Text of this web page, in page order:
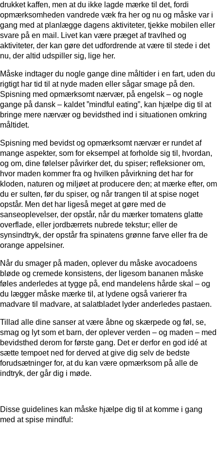
drukket kaffen, men at du ikke lagde mærke til det, fordi
opmærksomheden vandrede væk fra her og nu og måske var i
gang med at planlægge dagens aktiviteter, tjekke mobilen eller
svare på en mail. Livet kan være præget af travlhed og
aktiviteter, der kan gøre det udfordrende at være til stede i det
nu, der altid udspiller sig, lige her.
Måske indtager du nogle gange dine måltider i en fart, uden du
rigtigt har tid til at nyde maden eller sågar smage på den.
Spisning med opmærksomt nærvær, på engelsk – og nogle
gange på dansk – kaldet ”mindful eating”, kan hjælpe dig til at
bringe mere nærvær og bevidsthed ind i situationen omkring
måltidet.
Spisning med bevidst og opmærksomt nærvær er rundet af
mange aspekter, som for eksempel at forholde sig til, hvordan,
og om, dine følelser påvirker det, du spiser; refleksioner om,
hvor maden kommer fra og hvilken påvirkning det har for
kloden, naturen og miljøet at producere den; at mærke efter, om
du er sulten, før du spiser, og når trangen til at spise noget
opstår. Men det har ligeså meget at gøre med de
sanseoplevelser, der opstår, når du mærker tomatens glatte
overflade, eller jordbærrets nubrede tekstur; eller de
synsindtryk, der opstår fra spinatens grønne farve eller fra de
orange appelsiner.
Når du smager på maden, oplever du måske avocadoens
bløde og cremede konsistens, der ligesom bananen måske
føles anderledes at tygge på, end mandelens hårde skal – og
du lægger måske mærke til, at lydene også varierer fra
madvare til madvare, at salatbladet lyder anderledes pastaen.
Tillad alle dine sanser at være åbne og skærpede og føl, se,
smag og lyt som et barn, der oplever verden – og maden – med
bevidsthed derom for første gang. Det er derfor en god idé at
sætte tempoet ned for derved at give dig selv de bedste
forudsætninger for, at du kan være opmærksom på alle de
indtryk, der går dig i møde.
Disse guidelines kan måske hjælpe dig til at komme i gang
med at spise mindful: